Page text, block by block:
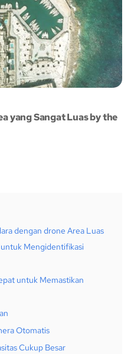
yang Sangat Luas by the
dengan drone Area Luas
untuk Mengidentifikasi
untuk Memastikan
Otomatis
Cukup Besar